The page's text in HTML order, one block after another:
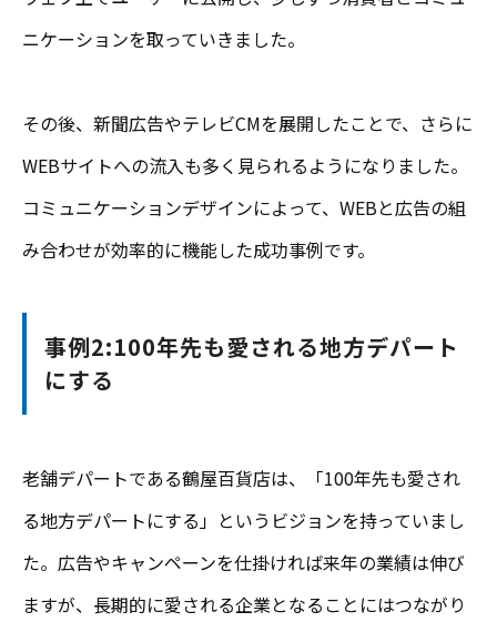
ニケーションを取っていきました。
その後、新聞広告やテレビCMを展開したことで、さらに
WEBサイトへの流入も多く見られるようになりました。
コミュニケーションデザインによって、WEBと広告の組
み合わせが効率的に機能した成功事例です。
事例2:100年先も愛される地方デパート
にする
老舗デパートである鶴屋百貨店は、「100年先も愛され
る地方デパートにする」というビジョンを持っていまし
た。広告やキャンペーンを仕掛ければ来年の業績は伸び
ますが、長期的に愛される企業となることにはつながり